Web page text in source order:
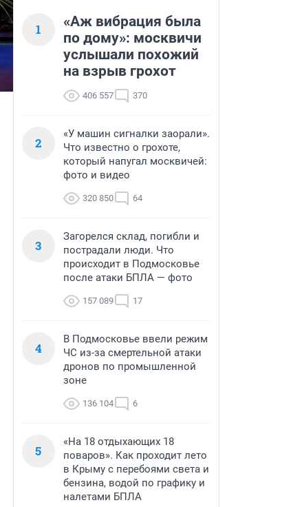
1
«Аж вибрация была
по дому»: москвичи
услышали похожий
на взрыв грохот
406 557 370
2
«У машин сигналки заорали».
Что известно о грохоте,
который напугал москвичей:
фото и видео
320 850 64
3
Загорелся склад, погибли и
пострадали люди. Что
происходит в Подмосковье
после атаки БПЛА — фото
157 089 17
4
В Подмосковье ввели режим
ЧС из-за смертельной атаки
дронов по промышленной
зоне
136 104 6
5
«На 18 отдыхающих 18
поваров». Как проходит лето
в Крыму с перебоями света и
бензина, водой по графику и
налетами БПЛА